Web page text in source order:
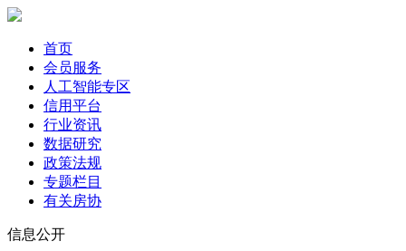
首页
会员服务
人工智能专区
信用平台
行业资讯
数据研究
政策法规
专题栏目
有关房协
信息公开